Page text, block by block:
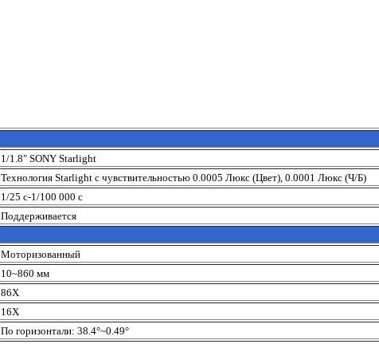
1/1.8" SONY Starlight
Технология Starlight с чувствительностью 0.0005 Люкс (Цвет), 0.0001 Люкс (Ч/Б)
1/25 с-1/100 000 с
Поддерживается
Моторизованный
10~860 мм
86Х
16Х
По горизонтали: 38.4°~0.49°